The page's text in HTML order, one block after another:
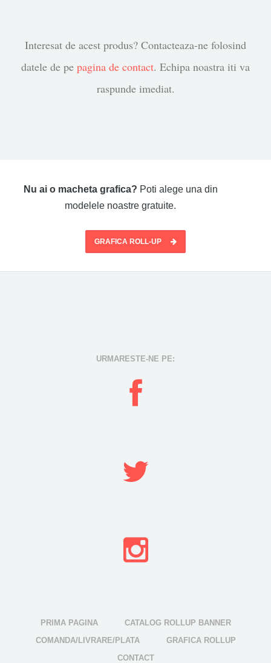
Interesat de acest produs? Contacteaza-ne folosind
datele de pe pagina de contact. Echipa noastra iti va
raspunde imediat.
Nu ai o macheta grafica? Poti alege una din
modelele noastre gratuite.
GRAFICA ROLL-UP
URMARESTE-NE PE:
PRIMA PAGINA
CATALOG ROLLUP BANNER
COMANDA/LIVRARE/PLATA
GRAFICA ROLLUP
CONTACT